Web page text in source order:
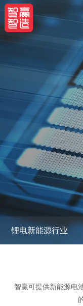
锂电新能源行业
智赢可提供新能源电